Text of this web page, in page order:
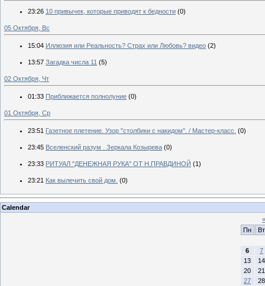
23:26 10 привычек, которые приводят к бедности (0)
05 Октября, Вс
15:04 Иллюзия или Реальность? Страх или Любовь? видео (2)
13:57 Загадка числа 11 (5)
02 Октября, Чт
01:33 Приближается полнолуние (0)
01 Октября, Ср
23:51 Газетное плетение. Узор "столбики с накидом". / Мастер-класс. (0)
23:45 Вселенский разум . Зеркала Козырева (0)
23:33 РИТУАЛ "ДЕНЕЖНАЯ РУКА" ОТ Н.ПРАВДИНОЙ (1)
23:21 Как вылечить свой дом. (0)
Calendar
«
Пн
Вт
6
7
13
14
20
21
27
28